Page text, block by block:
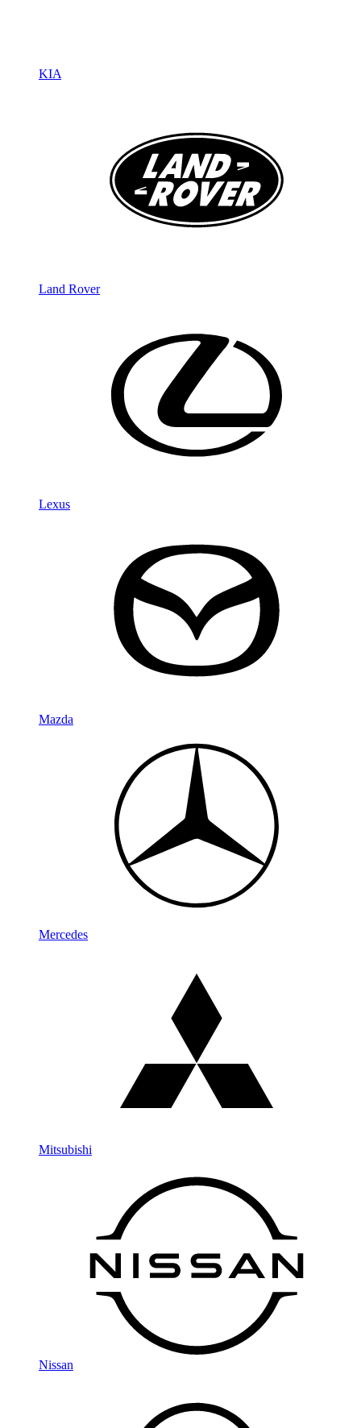
KIA
Land Rover
Lexus
Mazda
Mercedes
Mitsubishi
Nissan